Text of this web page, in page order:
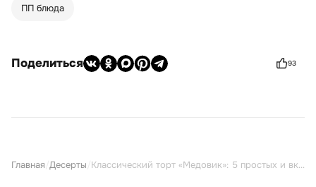
ПП блюда
Поделиться 93
Главная Десерты Классический торт «Медовик»: 5 простых и вкусных рецептов (пошагово)